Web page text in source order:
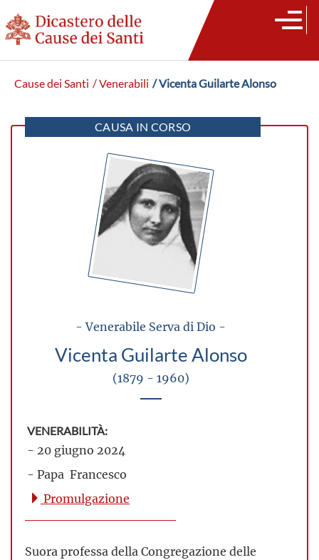
Cause dei Santi / Venerabili / Vicenta Guilarte Alonso
CAUSA IN CORSO
- Venerabile Serva di Dio -
Vicenta Guilarte Alonso
(1879 - 1960)
VENERABILITÀ:
- 20 giugno 2024
- Papa Francesco
Promulgazione
Suora professa della Congregazione delle